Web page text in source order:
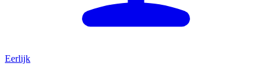
Eerlijk